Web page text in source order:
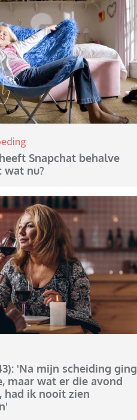
Snapchat behalve
wat nu?
'Na mijn scheiding ging
maar wat er die avond
had ik nooit zien